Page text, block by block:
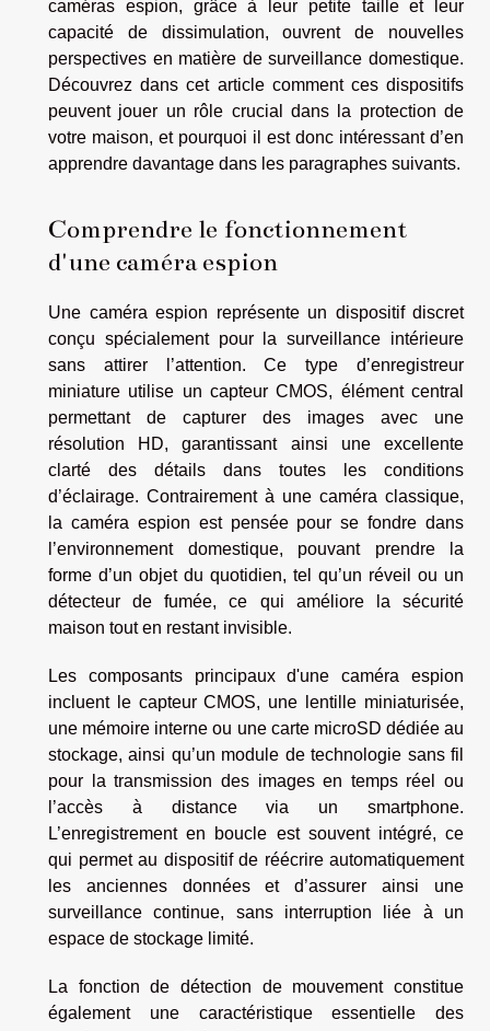
caméras espion, grâce à leur petite taille et leur
capacité de dissimulation, ouvrent de nouvelles
perspectives en matière de surveillance domestique.
Découvrez dans cet article comment ces dispositifs
peuvent jouer un rôle crucial dans la protection de
votre maison, et pourquoi il est donc intéressant d’en
apprendre davantage dans les paragraphes suivants.
Comprendre le fonctionnement
d'une caméra espion
Une caméra espion représente un dispositif discret
conçu spécialement pour la surveillance intérieure
sans attirer l’attention. Ce type d’enregistreur
miniature utilise un capteur CMOS, élément central
permettant de capturer des images avec une
résolution HD, garantissant ainsi une excellente
clarté des détails dans toutes les conditions
d’éclairage. Contrairement à une caméra classique,
la caméra espion est pensée pour se fondre dans
l’environnement domestique, pouvant prendre la
forme d’un objet du quotidien, tel qu’un réveil ou un
détecteur de fumée, ce qui améliore la sécurité
maison tout en restant invisible.
Les composants principaux d'une caméra espion
incluent le capteur CMOS, une lentille miniaturisée,
une mémoire interne ou une carte microSD dédiée au
stockage, ainsi qu’un module de technologie sans fil
pour la transmission des images en temps réel ou
l’accès à distance via un smartphone.
L’enregistrement en boucle est souvent intégré, ce
qui permet au dispositif de réécrire automatiquement
les anciennes données et d’assurer ainsi une
surveillance continue, sans interruption liée à un
espace de stockage limité.
La fonction de détection de mouvement constitue
également une caractéristique essentielle des